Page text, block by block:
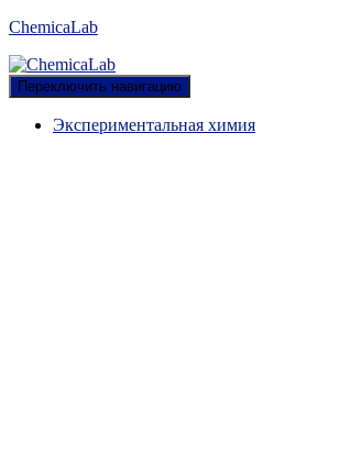
ChemicaLab
Переключить навигацию
Экспериментальная химия